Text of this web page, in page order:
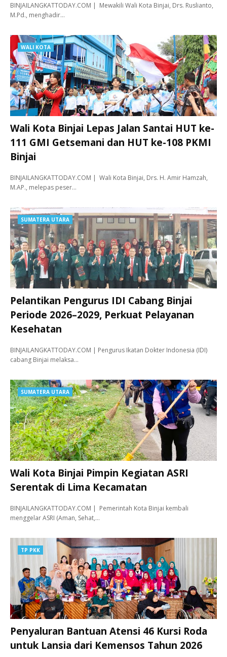
BINJAILANGKATTODAY.COM | Mewakili Wali Kota Binjai, Drs. Ruslianto,
M.Pd., menghadir…
WALI KOTA
Wali Kota Binjai Lepas Jalan Santai HUT ke-
111 GMI Getsemani dan HUT ke-108 PKMI
Binjai
BINJAILANGKATTODAY.COM | Wali Kota Binjai, Drs. H. Amir Hamzah,
M.AP., melepas peser…
SUMATERA UTARA
Pelantikan Pengurus IDI Cabang Binjai
Periode 2026–2029, Perkuat Pelayanan
Kesehatan
BINJAILANGKATTODAY.COM | Pengurus Ikatan Dokter Indonesia (IDI)
cabang Binjai melaksa…
SUMATERA UTARA
Wali Kota Binjai Pimpin Kegiatan ASRI
Serentak di Lima Kecamatan
BINJAILANGKATTODAY.COM | Pemerintah Kota Binjai kembali
menggelar ASRI (Aman, Sehat,…
TP PKK
Penyaluran Bantuan Atensi 46 Kursi Roda
untuk Lansia dari Kemensos Tahun 2026